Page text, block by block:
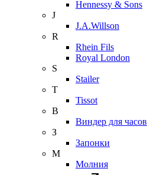
Hennessy & Sons
J
J.A.Willson
R
Rhein Fils
Royal London
S
Stailer
T
Tissot
В
Виндер для часов
З
Запонки
М
Молния